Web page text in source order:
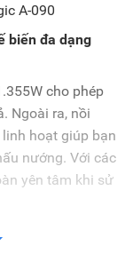
biến đa dạng
cho phép
Ngoài ra, nồi
hoạt giúp bạn
nướng. Với các
yên tâm khi sử